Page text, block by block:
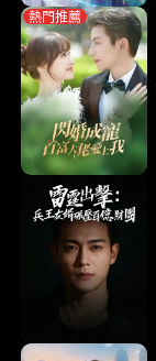
熱門推薦